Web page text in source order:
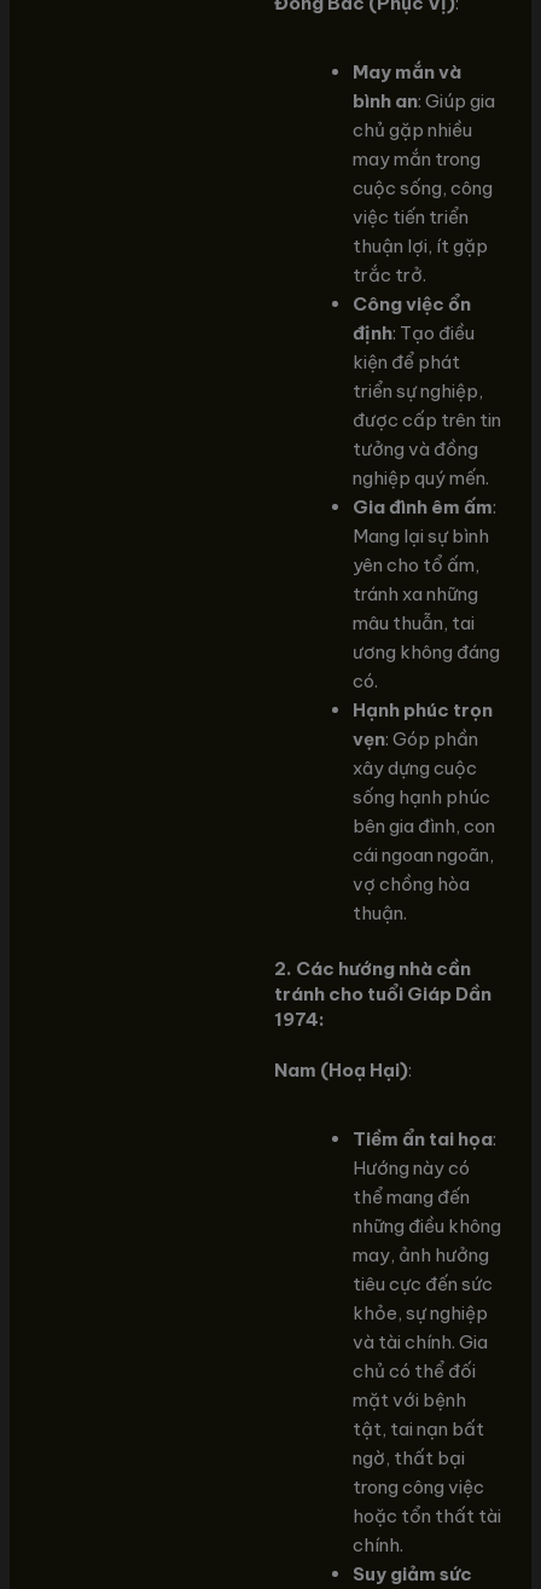
May mắn và
bình an: Giúp gia
chủ gặp nhiều
may mắn trong
cuộc sống, công
việc tiến triển
thuận lợi, ít gặp
trắc trở.
Công việc ổn
định: Tạo điều
kiện để phát
triển sự nghiệp,
được cấp trên tin
tưởng và đồng
nghiệp quý mến.
Gia đình êm ấm:
Mang lại sự bình
yên cho tổ ấm,
tránh xa những
mâu thuẫn, tai
ương không đáng
có.
Hạnh phúc trọn
vẹn: Góp phần
xây dựng cuộc
sống hạnh phúc
bên gia đình, con
cái ngoan ngoãn,
vợ chồng hòa
thuận.
2. Các hướng nhà cần
tránh cho tuổi Giáp Dần
1974:
Nam (Hoạ Hại):
Tiềm ẩn tai họa:
Hướng này có
thể mang đến
những điều không
may, ảnh hưởng
tiêu cực đến sức
khỏe, sự nghiệp
và tài chính. Gia
chủ có thể đối
mặt với bệnh
tật, tai nạn bất
ngờ, thất bại
trong công việc
hoặc tổn thất tài
chính.
Suy giảm sức